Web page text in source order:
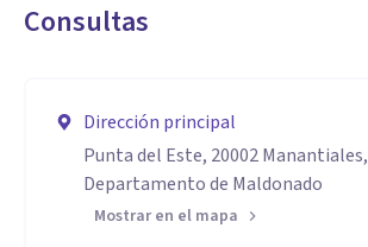
Consultas
Dirección principal
Punta del Este, 20002 Manantiales,
Departamento de Maldonado
Mostrar en el mapa